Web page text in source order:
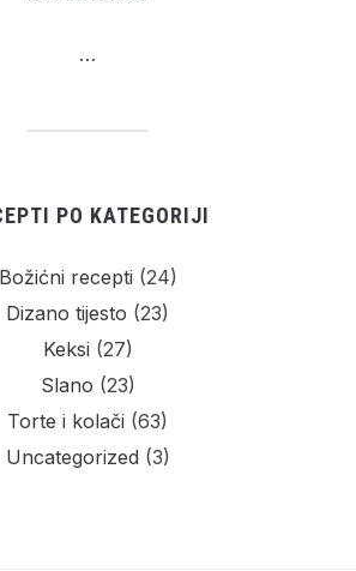
…
PO KATEGORIJI
Božićni recepti (24)
Dizano tijesto (23)
Keksi (27)
Slano (23)
Torte i kolači (63)
Uncategorized (3)